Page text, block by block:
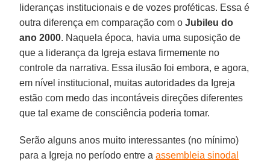
lideranças institucionais e de vozes proféticas. Essa é
outra diferença em comparação com oJubileu do
ano 2000. Naquela época, havia uma suposição de
que a liderança da Igreja estava firmemente no
controle da narrativa. Essa ilusão foi embora, e agora,
em nível institucional, muitas autoridades da Igreja
estão com medo das incontáveis direções diferentes
que tal exame de consciência poderia tomar.
Serão alguns anos muito interessantes (no mínimo)
para a Igreja no período entre aassembleia sinodal